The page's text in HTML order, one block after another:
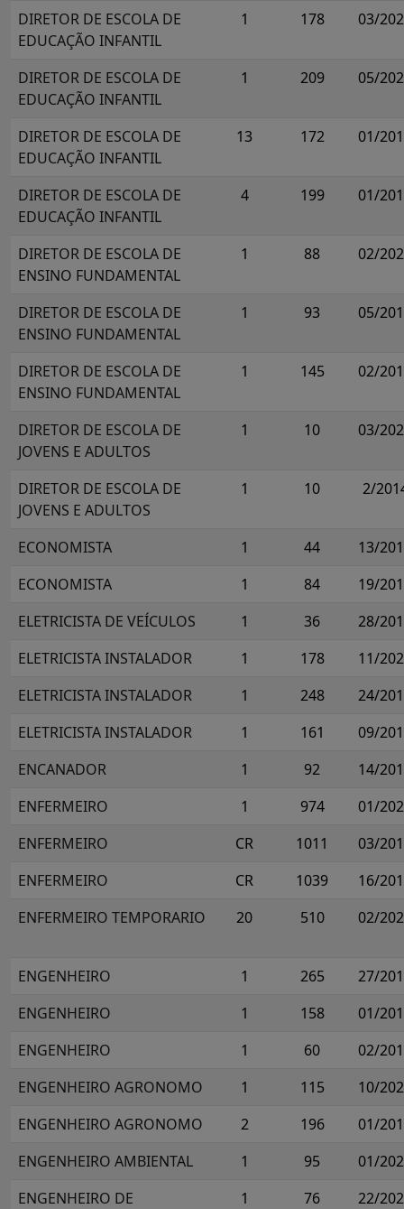
DIRETOR DE ESCOLA DE
EDUCAÇÃO INFANTIL
1 178 03/
DIRETOR DE ESCOLA DE
EDUCAÇÃO INFANTIL
1 209 05/
DIRETOR DE ESCOLA DE
EDUCAÇÃO INFANTIL
13 172 01/
DIRETOR DE ESCOLA DE
EDUCAÇÃO INFANTIL
4 199 01/
DIRETOR DE ESCOLA DE
ENSINO FUNDAMENTAL
1 88 02/
DIRETOR DE ESCOLA DE
ENSINO FUNDAMENTAL
1 93 05/
DIRETOR DE ESCOLA DE
ENSINO FUNDAMENTAL
1 145 02/
DIRETOR DE ESCOLA DE
JOVENS E ADULTOS
1 10 03/
DIRETOR DE ESCOLA DE
JOVENS E ADULTOS
1 10 2/
ECONOMISTA 1 44
13/
ECONOMISTA
1 84
19/
ELETRICISTA DE VEÍCULOS
1 36
28/
ELETRICISTA INSTALADOR
1 178
11/
ELETRICISTA INSTALADOR
1 248
24/
ELETRICISTA INSTALADOR
1 161
09/
ENCANADOR
1 92
14/
ENFERMEIRO
1 974
01/
ENFERMEIRO
CR 1011
03/
ENFERMEIRO
CR 1039
16/
ENFERMEIRO TEMPORARIO
20 510 02/
ENGENHEIRO 1 265
27/
ENGENHEIRO
1 158
01/
ENGENHEIRO
1 60
02/
ENGENHEIRO AGRONOMO
1 115
10/
ENGENHEIRO AGRONOMO
2 196
01/
ENGENHEIRO AMBIENTAL
1 95
01/
ENGENHEIRO DE
1 76 22/